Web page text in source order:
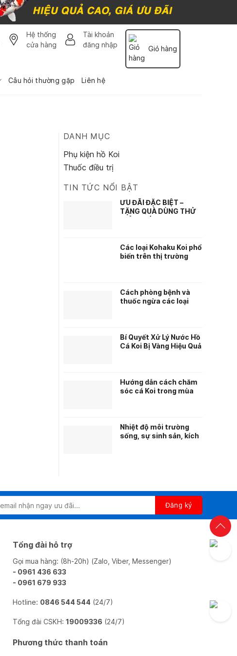
Hệ thống
cửa hàng
Tài khoản
đăng nhập
Giỏ hàng
Câu hỏi thường gặp Liên hệ
DANH MỤC
Phụ kiện hồ Koi
Thuốc điều trị
TIN TỨC NỔI BẬT
ƯU ĐÃI ĐẶC BIỆT –
TẶNG QUÀ DÙNG THỬ
Các loại Kohaku Koi phổ
biến trên thị trường
Cách phòng bệnh và
thuốc ngừa các loại
Bí Quyết Xử Lý Nước Hồ
Cá Koi Bị Vàng Hiệu Quả
Hướng dẫn cách chăm
sóc cá Koi trong mùa
Nhiệt độ môi trường
sống, sự sinh sản, kích
Tổng đài hỗ trợ
Gọi mua hàng: (8h-20h) (Zalo, Viber, Messenger)
- 0961 436 633
- 0961 679 933
Hotline: 0846 544 544 (24/7)
Tổng đài CSKH: 19009336 (24/7)
Phương thức thanh toán